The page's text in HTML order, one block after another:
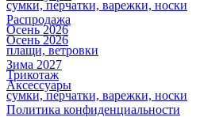
сумки, перчатки, варежки, носки
Распродажа
Осень 2026
Осень 2026
плащи, ветровки
Зима 2027
Трикотаж
Аксессуары
сумки, перчатки, варежки, носки
Политика конфиденциальности